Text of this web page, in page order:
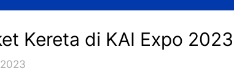
Kereta di KAI Expo 2023